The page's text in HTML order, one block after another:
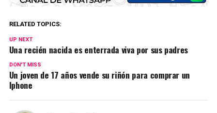
RELATED TOPICS:
UP NEXT
Una recién nacida es enterrada viva por sus padres
DON'T MISS
Un joven de 17 años vende su riñón para comprar un
Iphone